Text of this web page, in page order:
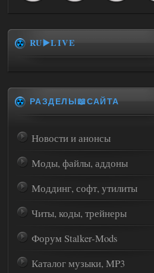
RU▶️LIVE
РАЗДЕЛЫ📖САЙТА
Новости и анонсы
Моды, файлы, аддоны
Моддинг, софт, утилиты
Читы, коды, трейнеры
Форум Stalker-Mods
Каталог музыки, MP3